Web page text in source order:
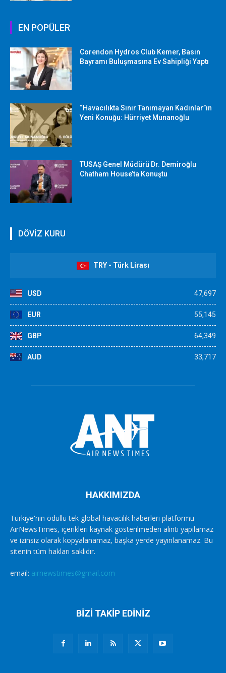
EN POPÜLER
Corendon Hydros Club Kemer, Basın
Bayramı Buluşmasına Ev Sahipliği Yaptı
“Havacılıkta Sınır Tanımayan Kadınlar”ın
Yeni Konuğu: Hürriyet Munanoğlu
TUSAŞ Genel Müdürü Dr. Demiroğlu
Chatham House’ta Konuştu
DÖVİZ KURU
TRY - Türk Lirası
USD 47,697
EUR 55,145
GBP 64,349
AUD 33,717
HAKKIMIZDA
Türkiye'nin ödüllü tek global havacılık haberleri platformu
AirNewsTimes, içerikleri kaynak gösterilmeden alıntı yapılamaz
ve izinsiz olarak kopyalanamaz, başka yerde yayınlanamaz. Bu
sitenin tüm hakları saklıdır.
email: airnewstimes@gmail.com
BİZİ TAKİP EDİNİZ